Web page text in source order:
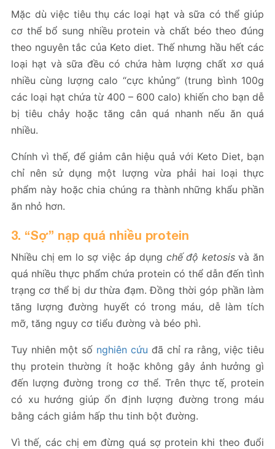
Mặc dù việc tiêu thụ các loại hạt và sữa có thể giúp
cơ thể bổ sung nhiều protein và chất béo theo đúng
theo nguyên tắc của Keto diet. Thế nhưng hầu hết các
loại hạt và sữa đều có chứa hàm lượng chất xơ quá
nhiều cùng lượng calo “cực khủng” (trung bình 100g
các loại hạt chứa từ 400 – 600 calo) khiến cho bạn dễ
bị tiêu chảy hoặc tăng cân quá nhanh nếu ăn quá
nhiều.
Chính vì thế, để giảm cân hiệu quả với Keto Diet, bạn
chỉ nên sử dụng một lượng vừa phải hai loại thực
phẩm này hoặc chia chúng ra thành những khẩu phần
ăn nhỏ hơn.
3. “Sợ” nạp quá nhiều protein
Nhiều chị em lo sợ việc áp dụng chế độ ketosisvà ăn
quá nhiều thực phẩm chứa protein có thể dẫn đến tình
trạng cơ thể bị dư thừa đạm. Đồng thời góp phần làm
tăng lượng đường huyết có trong máu, dễ làm tích
mỡ, tăng nguy cơ tiểu đường và béo phì.
Tuy nhiên một số nghiên cứu đã chỉ ra rằng, việc tiêu
thụ protein thường ít hoặc không gây ảnh hưởng gì
đến lượng đường trong cơ thể. Trên thực tế, protein
có xu hướng giúp ổn định lượng đường trong máu
bằng cách giảm hấp thu tinh bột đường.
Vì thế, các chị em đừng quá sợ protein khi theo đuổi